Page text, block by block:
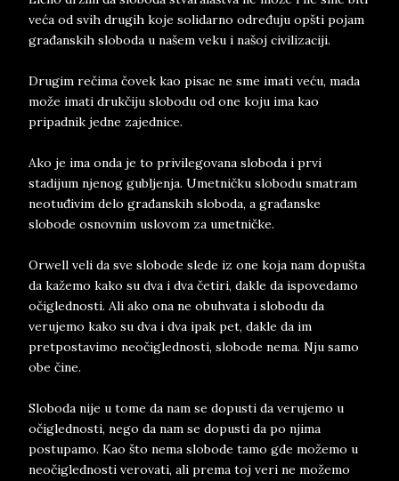
veća od svih drugih koje solidarno određuju opšti pojam
građanskih sloboda u našem veku i našoj civilizaciji.
Drugim rečima čovek kao pisac ne sme imati veću, mada
može imati drukčiju slobodu od one koju ima kao
pripadnik jedne zajednice.
Ako je ima onda je to privilegovana sloboda i prvi
stadijum njenog gubljenja. Umetničku slobodu smatram
neotuđivim delo građanskih sloboda, a građanske
slobode osnovnim uslovom za umetničke.
Orwell veli da sve slobode slede iz one koja nam dopušta
da kažemo kako su dva i dva četiri, dakle da ispovedamo
očiglednosti. Ali ako ona ne obuhvata i slobodu da
verujemo kako su dva i dva ipak pet, dakle da im
pretpostavimo neočiglednosti, slobode nema. Nju samo
obe čine.
Sloboda nije u tome da nam se dopusti da verujemo u
očiglednosti, nego da nam se dopusti da po njima
postupamo. Kao što nema slobode tamo gde možemo u
neočiglednosti verovati, ali prema toj veri ne možemo